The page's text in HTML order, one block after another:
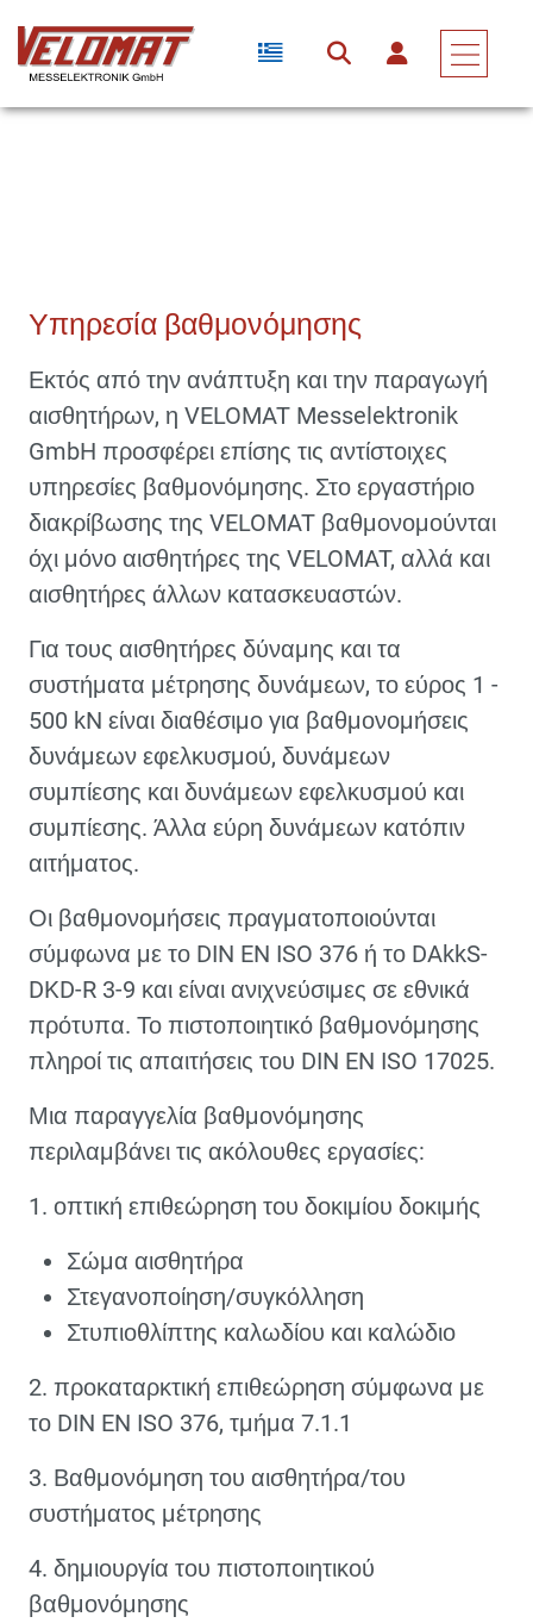
Υπηρεσία βαθμονόμησης
Εκτός από την ανάπτυξη και την παραγωγή
αισθητήρων, η VELOMAT Messelektronik
GmbH προσφέρει επίσης τις αντίστοιχες
υπηρεσίες βαθμονόμησης. Στο εργαστήριο
διακρίβωσης της VELOMAT βαθμονομούνται
όχι μόνο αισθητήρες της VELOMAT, αλλά και
αισθητήρες άλλων κατασκευαστών.
Για τους αισθητήρες δύναμης και τα
συστήματα μέτρησης δυνάμεων, το εύρος 1 -
500 kN είναι διαθέσιμο για βαθμονομήσεις
δυνάμεων εφελκυσμού, δυνάμεων
συμπίεσης και δυνάμεων εφελκυσμού και
συμπίεσης. Άλλα εύρη δυνάμεων κατόπιν
αιτήματος.
Οι βαθμονομήσεις πραγματοποιούνται
σύμφωνα με το DIN EN ISO 376 ή το DAkkS-
DKD-R 3-9 και είναι ανιχνεύσιμες σε εθνικά
πρότυπα. Το πιστοποιητικό βαθμονόμησης
πληροί τις απαιτήσεις του DIN EN ISO 17025.
Μια παραγγελία βαθμονόμησης
περιλαμβάνει τις ακόλουθες εργασίες:
1. οπτική επιθεώρηση του δοκιμίου δοκιμής
Σώμα αισθητήρα
Στεγανοποίηση/συγκόλληση
Στυπιοθλίπτης καλωδίου και καλώδιο
2. προκαταρκτική επιθεώρηση σύμφωνα με
το DIN EN ISO 376, τμήμα 7.1.1
3. Βαθμονόμηση του αισθητήρα/του
συστήματος μέτρησης
4. δημιουργία του πιστοποιητικού
βαθμονόμησης